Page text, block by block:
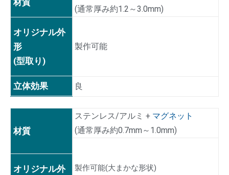
材質
オリジナル外
形
(型取り)
立体効果
(通常厚み約1.2～3.0mm)
製作可能
良
材質
オリジナル外
ステンレス/アルミ + マグネット
(通常厚み約0.7mm～1.0mm)
製作可能(大まかな形状)